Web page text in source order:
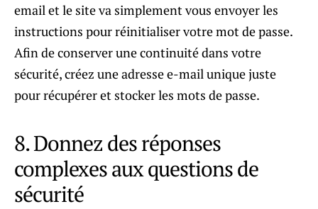
email et le site va simplement vous envoyer les
instructions pour réinitialiser votre mot de passe.
Afin de conserver une continuité dans votre
sécurité, créez une adresse e-mail unique juste
pour récupérer et stocker les mots de passe.
8. Donnez des réponses
complexes aux questions de
sécurité